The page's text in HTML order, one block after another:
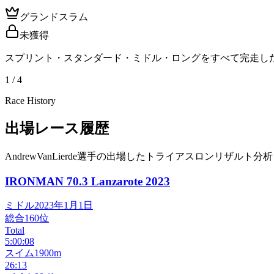
グランドスラム
未獲得
スプリント・スタンダード・ミドル・ロングをすべて完走し
1 / 4
Race History
出場レース履歴
AndrewVanLierde選手の出場したトライアスロンリザルト分
IRONMAN 70.3 Lanzarote 2023
ミドル2023年1月1日
総合160位
Total
5:00:08
スイム1900m
26:13